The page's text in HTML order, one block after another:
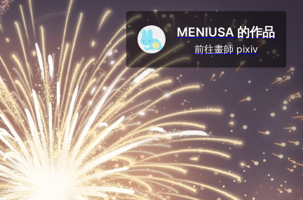
MENIUSA 的作品
前往畫師 pixiv